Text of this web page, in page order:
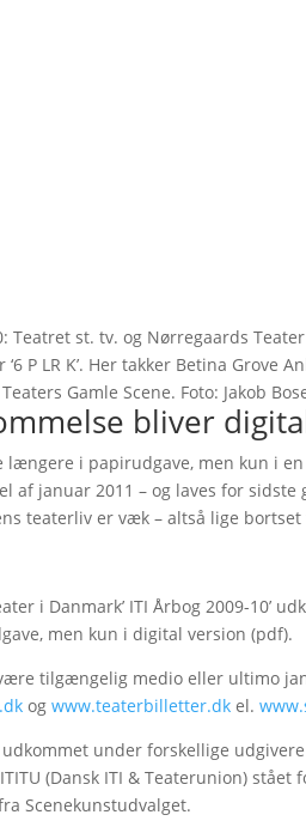
Teatret st. tv. og Nørregaards
P LR K’. Her takker Betina Grove
Gamle Scene. Foto: Jakob
bliver
længere i papirudgave, men kun i
af januar 2011 – og laves for sidste
teaterliv er væk – altså lige
i Danmark’ ITI Årbog 2009-10’
men kun i digital version (pdf).
tilgængelig medio eller ultimo
og www.teaterbilletter.dkel.
under forskellige
(Dansk ITI & Teaterunion) stået
Scenekunstudvalget.